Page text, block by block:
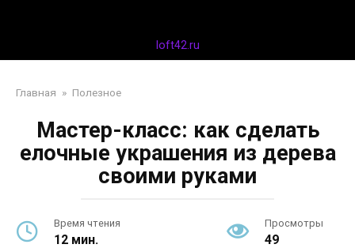
loft42.ru
Главная » Полезное
Мастер-класс: как сделать
елочные украшения из дерева
своими руками
Время чтения
12 мин.
Просмотры
49